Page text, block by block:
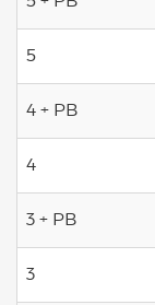
5
4 + PB
4
3 + PB
3